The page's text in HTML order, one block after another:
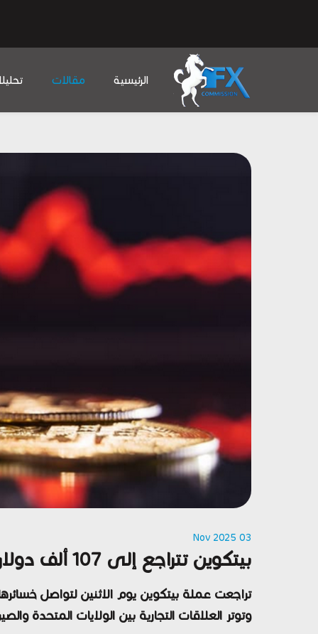
الرئيسية مقالات
03 Nov 2025
بيتكوين تتراجع إلى 107 ألف دولار منهية سلسلة مكاسب أكتوبر المستمرة منذ سبع سنوات
تراجعت عملة بيتكوين
وتوتر العلاقات التجارية بين الولايات المتحدة